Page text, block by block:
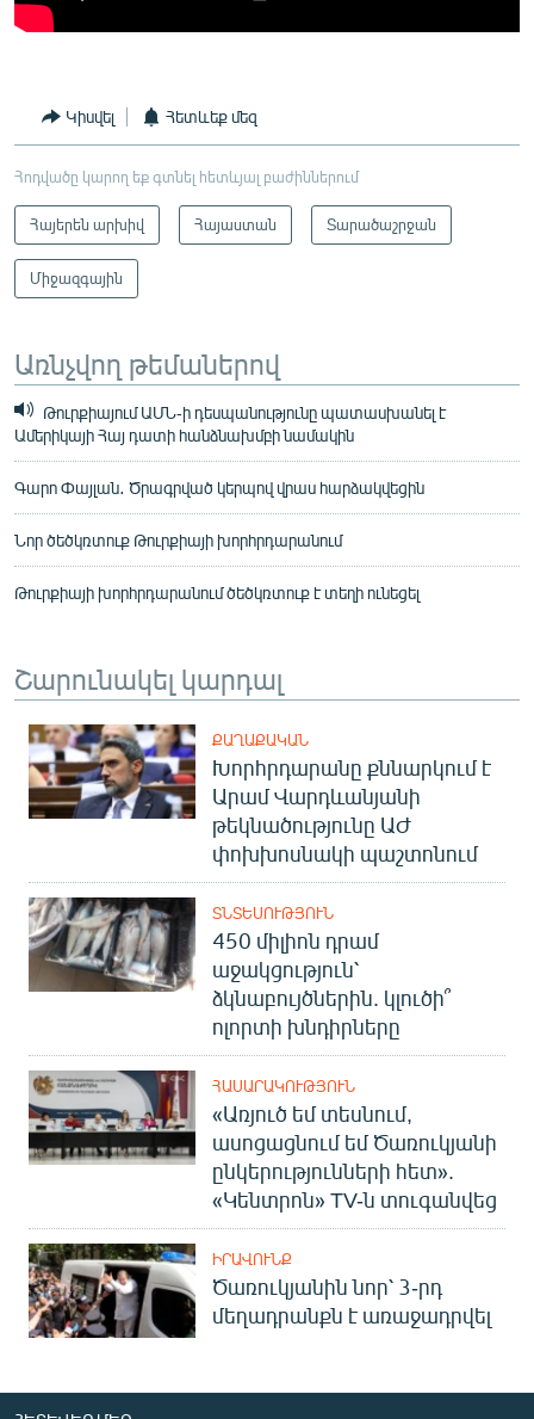
Կիսվել Հետևեք մեզ
Հոդվածը կարող եք գտնել հետևյալ բաժիններում
Հայերեն արխիվ Հայաստան Տարածաշրջան
Միջազգային
Առնչվող թեմաներով
Թուրքիայում ԱՄՆ-ի դեսպանությունը պատասխանել է
Ամերիկայի Հայ դատի հանձնախմբի նամակին
Գարո Փայլան․ Ծրագրված կերպով վրաս հարձակվեցին
Նոր ծեծկռտուք Թուրքիայի խորհրդարանում
Թուրքիայի խորհրդարանում ծեծկռտուք է տեղի ունեցել
Շարունակել կարդալ
ՔԱՂԱՔԱԿԱՆ
Խորհրդարանը քննարկում է
Արամ Վարդևանյանի
թեկնածությունը ԱԺ
փոխխոսնակի պաշտոնում
ՏՆՏԵՍՈՒԹՅՈՒՆ
450 միլիոն դրամ
աջակցություն՝
ձկնաբույծներին. կլուծի՞
ոլորտի խնդիրները
ՀԱՍԱՐԱԿՈՒԹՅՈՒՆ
«Առյուծ եմ տեսնում,
ասոցացնում եմ Ծառուկյանի
ընկերությունների հետ».
«Կենտրոն» TV-ն տուգանվեց
ԻՐԱՎՈՒՆՔ
Ծառուկյանին նոր՝ 3-րդ
մեղադրանքն է առաջադրվել